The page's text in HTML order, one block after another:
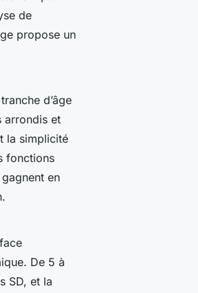
de
propose un
d’âge
arrondis et
la simplicité
fonctions
en
De 5 à
SD, et la